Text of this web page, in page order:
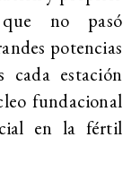
no pasó
potencias
cada estación
fundacional
en la fértil